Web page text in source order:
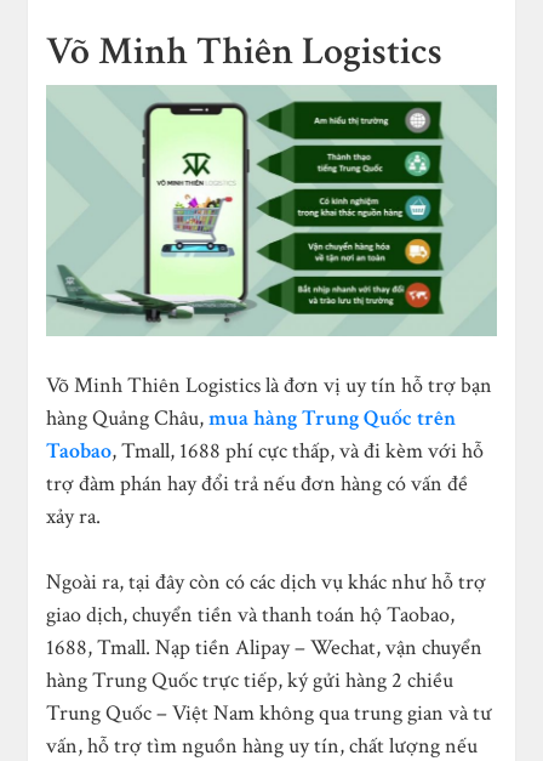
Võ Minh Thiên Logistics
Võ Minh Thiên Logistics là đơn vị uy tín hỗ trợ bạn
hàng Quảng Châu,mua hàng Trung Quốc trên
Taobao, Tmall, 1688 phí cực thấp, và đi kèm với hỗ
trợ đàm phán hay đổi trả nếu đơn hàng có vấn đề
xảy ra.
Ngoài ra, tại đây còn có các dịch vụ khác như hỗ trợ
giao dịch, chuyển tiền và thanh toán hộ Taobao,
1688, Tmall. Nạp tiền Alipay – Wechat, vận chuyển
hàng Trung Quốc trực tiếp, ký gửi hàng 2 chiều
Trung Quốc – Việt Nam không qua trung gian và tư
vấn, hỗ trợ tìm nguồn hàng uy tín, chất lượng nếu